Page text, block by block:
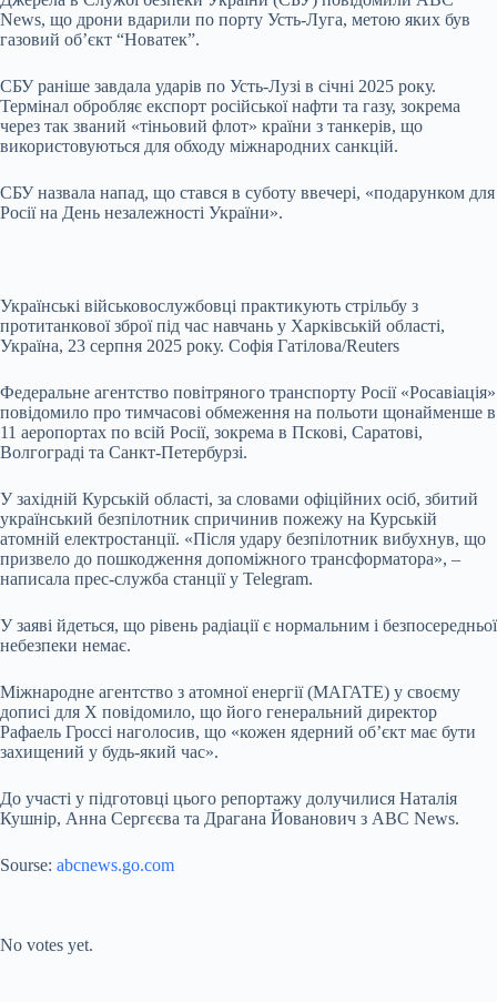
News, що дрони вдарили по порту Усть-Луга, метою яких був
газовий об’єкт “Новатек”.
СБУ раніше завдала ударів по Усть-Лузі в січні 2025 року.
Термінал обробляє експорт російської нафти та газу, зокрема
через так званий «тіньовий флот» країни з танкерів, що
використовуються для обходу міжнародних санкцій.
СБУ назвала напад, що стався в суботу ввечері, «подарунком для
Росії на День незалежності України».
Українські військовослужбовці практикують стрільбу з
протитанкової зброї під час навчань у Харківській області,
Україна, 23 серпня 2025 року. Софія Гатілова/Reuters
Федеральне агентство повітряного транспорту Росії «Росавіація»
повідомило про тимчасові обмеження на польоти щонайменше в
11 аеропортах по всій Росії, зокрема в Пскові, Саратові,
Волгограді та Санкт-Петербурзі.
У західній Курській області, за словами офіційних осіб, збитий
український безпілотник спричинив пожежу на Курській
атомній електростанції. «Після удару безпілотник вибухнув, що
призвело до пошкодження допоміжного трансформатора», –
написала прес-служба станції у Telegram.
У заяві йдеться, що рівень радіації є нормальним і безпосередньої
небезпеки немає.
Міжнародне агентство з атомної енергії (МАГАТЕ) у своєму
дописі для X повідомило, що його генеральний директор
Рафаель Гроссі наголосив, що «кожен ядерний об’єкт має бути
захищений у будь-який час».
До участі у підготовці цього репортажу долучилися Наталія
Кушнір, Анна Сергєєва та Драгана Йованович з ABC News.
Sourse: abcnews.go.com
No votes yet.